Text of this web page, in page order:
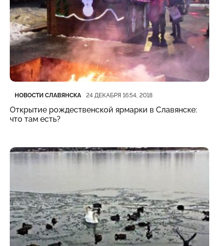
Категория
НОВОСТИ СЛАВЯНСКА
Дата публикации 24 ДЕКАБРЯ 16:54, 2018
Открытие рождественской ярмарки в Славянске:
что там есть?